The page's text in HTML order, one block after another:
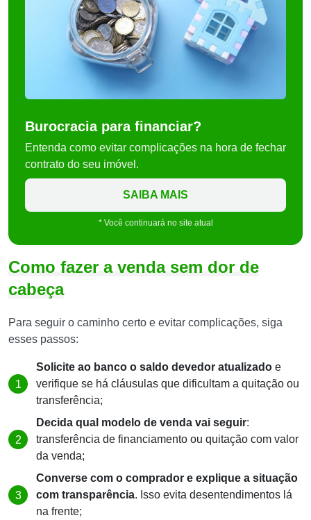
Burocracia para financiar?
Entenda como evitar complicações na hora de fechar
contrato do seu imóvel.
SAIBA MAIS
* Você continuará no site atual
Como fazer a venda sem dor de
cabeça
Para seguir o caminho certo e evitar complicações, siga
esses passos:
Solicite ao banco o saldo devedor atualizado e
verifique se há cláusulas que dificultam a quitação ou
transferência;
Decida qual modelo de venda vai seguir:
transferência de financiamento ou quitação com valor
da venda;
Converse com o comprador e explique a situação
com transparência. Isso evita desentendimentos lá
na frente;